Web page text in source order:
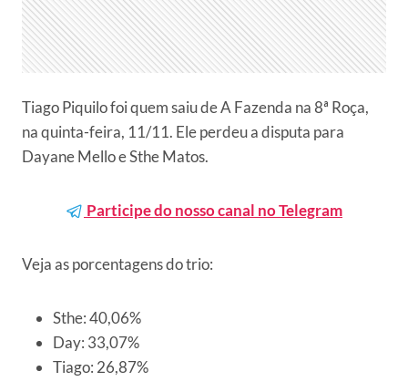
Tiago Piquilo foi quem saiu de A Fazenda na 8ª Roça,
na quinta-feira, 11/11. Ele perdeu a disputa para
Dayane Mello e Sthe Matos.
Participe do nosso canal no Telegram
Veja as porcentagens do trio:
Sthe: 40,06%
Day: 33,07%
Tiago: 26,87%